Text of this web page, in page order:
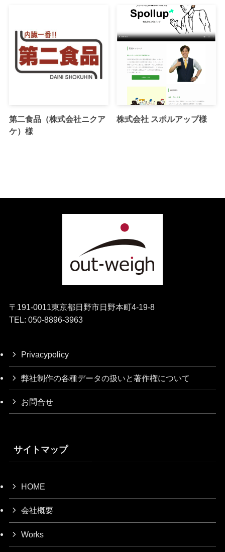
第二食品（株式会社ニクア
ケ）様
株式会社 スポルアップ様
〒191-0011東京都日野市日野本町4-19-8
TEL: 050-8896-3963
Privacypolicy
弊社制作の各種データの扱いと著作権について
お問合せ
サイトマップ
HOME
会社概要
Works